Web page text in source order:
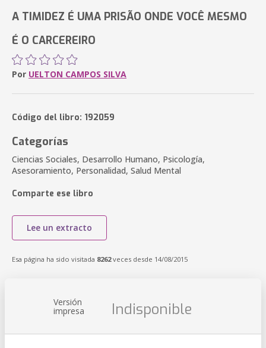
A TIMIDEZ É UMA PRISÃO ONDE VOCÊ MESMO
É O CARCEREIRO
Por UELTON CAMPOS SILVA
Código del libro: 192059
Categorías
Ciencias Sociales, Desarrollo Humano, Psicología,
Asesoramiento, Personalidad, Salud Mental
Comparte ese libro
Lee un extracto
Esa página ha sido visitada 8262veces desde 14/08/2015
Versión
impresa Indisponible